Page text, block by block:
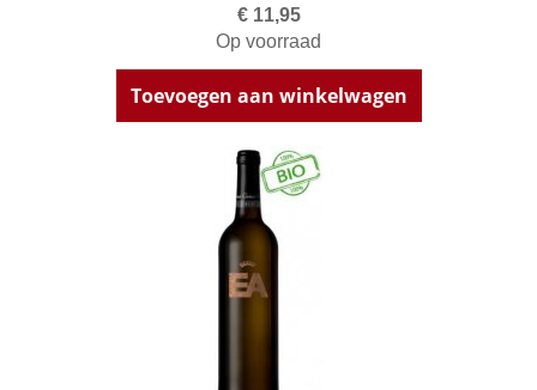
€ 11,95
Op voorraad
Toevoegen aan winkelwagen